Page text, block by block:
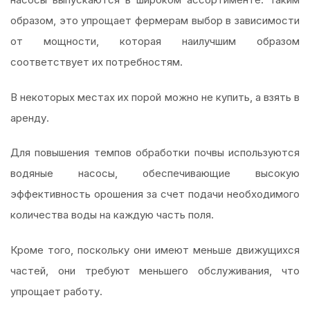
образом, это упрощает фермерам выбор в зависимости
от мощности, которая наилучшим образом
соответствует их потребностям.
В некоторых местах их порой можно не купить, а взять в
аренду.
Для повышения темпов обработки почвы используются
водяные насосы, обеспечивающие высокую
эффективность орошения за счет подачи необходимого
количества воды на каждую часть поля.
Кроме того, поскольку они имеют меньше движущихся
частей, они требуют меньшего обслуживания, что
упрощает работу.